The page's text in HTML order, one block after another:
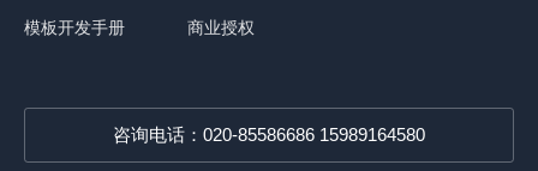
模板开发手册 商业授权
咨询电话：020-85586686 15989164580